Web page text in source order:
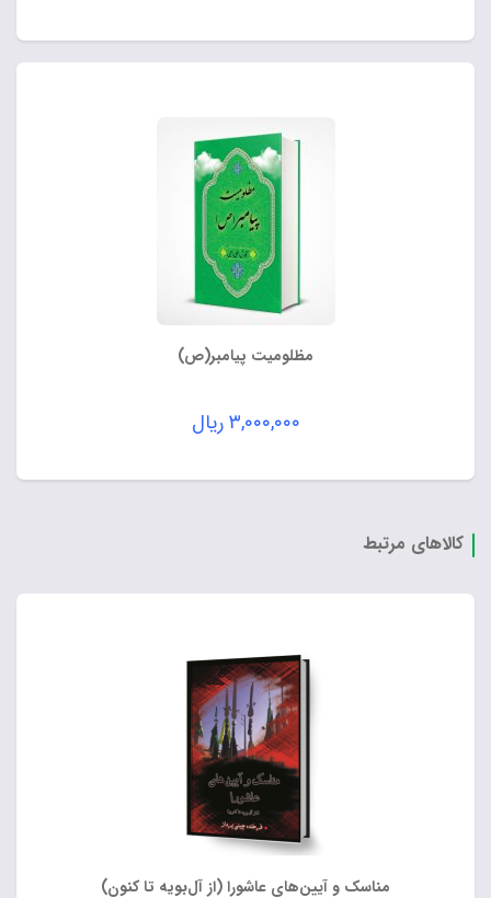
مظلومیت پیامبر(ص)
۳,۰۰۰,۰۰۰ریال
کالاهای مرتبط
مناسک و آیین‌های عاشورا (از آل‌بویه تا کنون)